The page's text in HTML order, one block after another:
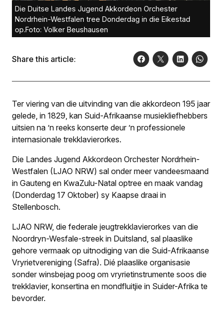
Die Duitse Landes Jugend Akkordeon Orchester
Nordrhein-Westfalen tree Donderdag in die Eikestad
op.Foto: Volker Beushausen
Share this article:
Ter viering van die uitvinding van die akkordeon 195 jaar
gelede, in 1829, kan Suid-Afrikaanse musiekliefhebbers
uitsien na ’n reeks konserte deur ’n professionele
internasionale trekklavierorkes.
Die Landes Jugend Akkordeon Orchester Nordrhein-
Westfalen (LJAO NRW) sal onder meer vandeesmaand
in Gauteng en KwaZulu-Natal optree en maak vandag
(Donderdag 17 Oktober) sy Kaapse draai in
Stellenbosch.
LJAO NRW, die federale jeugtrekklavierorkes van die
Noordryn-Wesfale-streek in Duitsland, sal plaaslike
gehore vermaak op uitnodiging van die Suid-Afrikaanse
Vryrietvereniging (Safra). Dié plaaslike organisasie
sonder winsbejag poog om vryrietinstrumente soos die
trekklavier, konsertina en mondfluitjie in Suider-Afrika te
bevorder.